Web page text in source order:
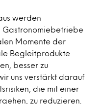
werden
Gastronomiebetriebe
Momente der
Begleitprodukte
besser zu
uns verstärkt darauf
die mit einer
zu reduzieren.